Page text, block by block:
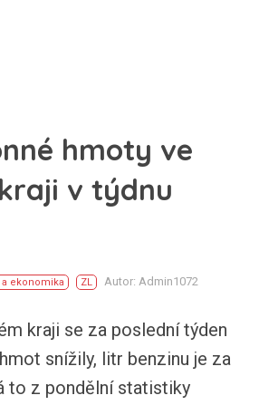
hmoty ve
v týdnu
ekonomika ZL Autor: Admin1072
kraji se za poslední týden
snížily, litr benzinu je za
to z pondělní statistiky